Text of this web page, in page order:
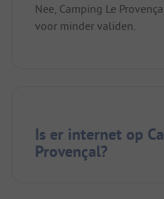
Nee, Camping Le
voor minder validen.
Is er internet op
Provençal?